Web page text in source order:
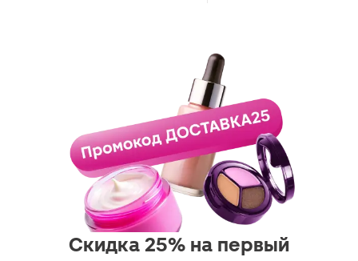
Скидка 25% на первый